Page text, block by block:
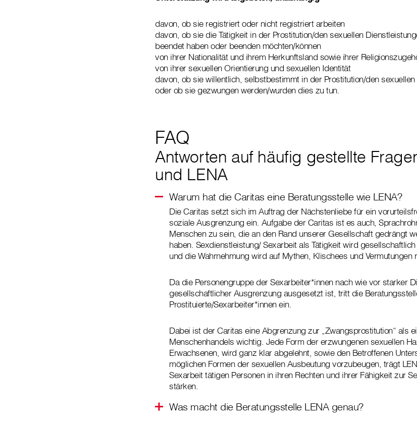
davon, ob sie registriert oder nicht registriert arbeiten
davon, ob sie die Tätigkeit in der Prostitution/den sexuellen
beendet haben oder beenden möchten/können
von ihrer Nationalität und ihrem Herkunftsland sowie ihrer
von ihrer sexuellen Orientierung und sexuellen Identität
davon, ob sie willentlich, selbstbestimmt in der Prostitution/den
oder ob sie gezwungen werden/wurden dies zu tun.
FAQ
Antworten auf häufig gestellte
und LENA
Warum hat die Caritas eine Beratungsstelle wie LENA?
Die Caritas setzt sich im Auftrag der Nächstenliebe für ein
soziale Ausgrenzung ein. Aufgabe der Caritas ist es auch,
Menschen zu sein, die an den Rand unserer Gesellschaft gedrängt
haben. Sexdienstleistung/ Sexarbeit als Tätigkeit wird
und die Wahrnehmung wird auf Mythen, Klischees und Vermutungen
Da die Personengruppe der Sexarbeiter*innen nach wie vor starker
gesellschaftlicher Ausgrenzung ausgesetzt ist, tritt die
Prostituierte/Sexarbeiter*innen ein.
Dabei ist der Caritas eine Abgrenzung zur „Zwangsprostitution“ als
Menschenhandels wichtig. Jede Form der erzwungenen sexuellen
Erwachsenen, wird ganz klar abgelehnt, sowie den Betroffenen
möglichen Formen der sexuellen Ausbeutung vorzubeugen, trägt
Sexarbeit tätigen Personen in ihren Rechten und ihrer Fähigkeit zur
stärken.
Was macht die Beratungsstelle LENA genau?